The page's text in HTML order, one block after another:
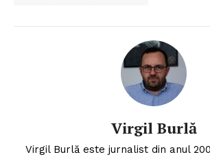
Virgil Burlă
Virgil Burlă este jurnalist din anul